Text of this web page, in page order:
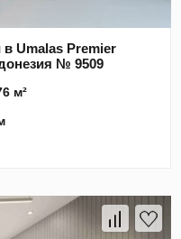
Umalas Premier
№ 9509
м²